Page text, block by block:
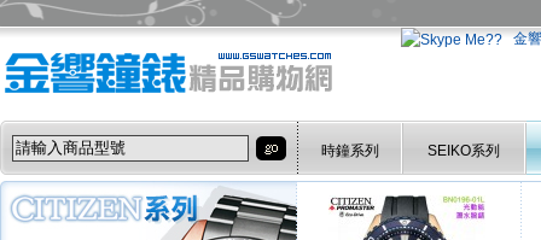
金
時鐘系列 SEIKO系列